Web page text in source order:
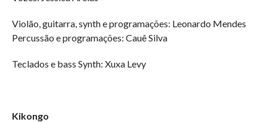
Violão, guitarra, synth e programações: Leonardo Mendes
Percussão e programações: Cauê Silva
Teclados e bass Synth: Xuxa Levy
Kikongo